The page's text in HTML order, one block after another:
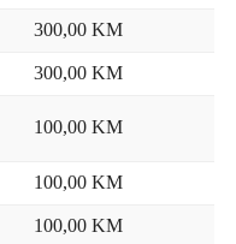
300,00 KM
300,00 KM
100,00 KM
100,00 KM
100,00 KM